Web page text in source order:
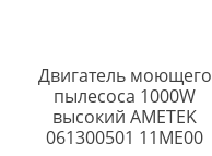
Двигатель моющего
пылесоса 1000W
высокий AMETEK
061300501 11ME00